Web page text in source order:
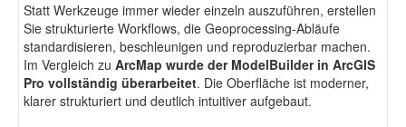
Statt Werkzeuge immer wieder einzeln auszuführen, erstellen
Sie strukturierte Workflows, die Geoprocessing-Abläufe
standardisieren, beschleunigen und reproduzierbar machen.
Im Vergleich zu ArcMap wurde der ModelBuilder in ArcGIS
Pro vollständig überarbeitet. Die Oberfläche ist moderner,
klarer strukturiert und deutlich intuitiver aufgebaut.